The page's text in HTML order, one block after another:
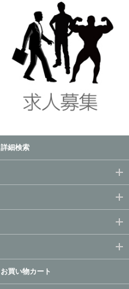
詳細検索
お買い物カート